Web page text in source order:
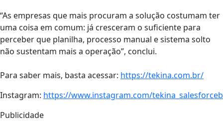
“As empresas que mais procuram a solução costumam ter
uma coisa em comum: já cresceram o suficiente para
perceber que planilha, processo manual e sistema solto
não sustentam mais a operação”, conclui.
Para saber mais, basta acessar: https://tekina.com.br/
Instagram: https://www.instagram.com/
Publicidade